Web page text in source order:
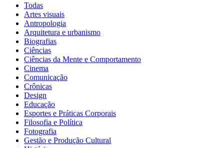
Todas
Artes visuais
Antropologia
Arquitetura e urbanismo
Biografias
Ciências
Ciências da Mente e Comportamento
Cinema
Comunicação
Crônicas
Design
Educação
Esportes e Práticas Corporais
Filosofia e Política
Fotografia
Gestão e Produção Cultural